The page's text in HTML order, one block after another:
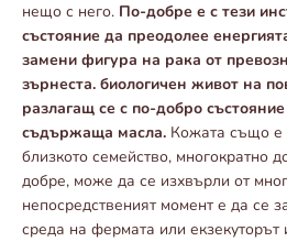
нещо с него. По-добре е с тези
състояние да преодолее
замени фигура на рака от
зърнеста. биологичен живот на
разлагащ се с по-добро
съдържаща масла. Кожата също е
близкото семейство, многократно
добре, може да се изхвърли от
непосредственият момент е да се
среда на фермата или екзекуторът